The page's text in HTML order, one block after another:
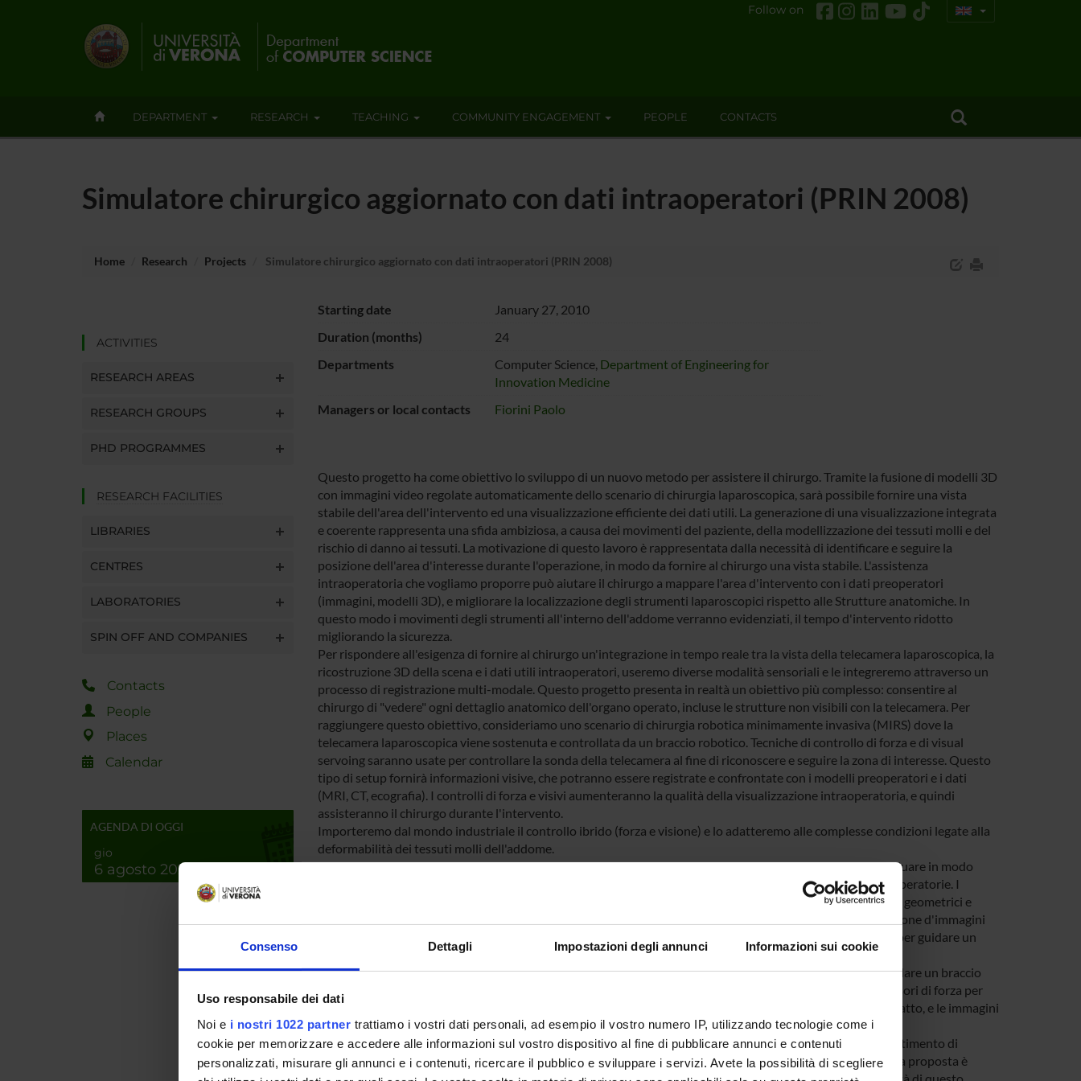
Consenso Dettagli Impostazioni degli annunci Informazioni sui cookie
Uso responsabile dei dati
Noi e i nostri 1022 partner trattiamo i vostri dati personali, ad esempio il vostro numero IP, utilizzando tecnologie come i
cookie per memorizzare e accedere alle informazioni sul vostro dispositivo al fine di pubblicare annunci e contenuti
personalizzati, misurare gli annunci e i contenuti, ricercare il pubblico e sviluppare i servizi. Avete la possibilità di scegliere
Follow on
DEPARTMENT RESEARCH TEACHING COMMUNITY ENGAGEMENT PEOPLE CONTACTS
Simulatore chirurgico aggiornato con dati intraoperatori (PRIN 2008)
Home Research Projects Simulatore chirurgico aggiornato con dati intraoperatori (PRIN 2008)
ACTIVITIES
RESEARCH AREAS
RESEARCH GROUPS
PHD PROGRAMMES
RESEARCH FACILITIES
LIBRARIES
CENTRES
LABORATORIES
SPIN OFF AND COMPANIES
Contacts
People
Places
Calendar
AGENDA DI OGGI
gio
6 agosto 2026
Starting date
January 27, 2010
Duration (months)
24
Departments
Computer Science, Department of Engineering for
Innovation Medicine
Managers or local contacts
Fiorini Paolo
Questo progetto ha come obiettivo lo sviluppo di un nuovo metodo per assistere il chirurgo. Tramite la fusione di modelli 3D
con immagini video regolate automaticamente dello scenario di chirurgia laparoscopica, sarà possibile fornire una vista
stabile dell'area dell'intervento ed una visualizzazione efficiente dei dati utili. La generazione di una visualizzazione integrata
e coerente rappresenta una sfida ambiziosa, a causa dei movimenti del paziente, della modellizzazione dei tessuti molli e del
rischio di danno ai tessuti. La motivazione di questo lavoro è rappresentata dalla necessità di identificare e seguire la
posizione dell'area d'interesse durante l'operazione, in modo da fornire al chirurgo una vista stabile. L'assistenza
intraoperatoria che vogliamo proporre può aiutare il chirurgo a mappare l'area d'intervento con i dati preoperatori
(immagini, modelli 3D), e migliorare la localizzazione degli strumenti laparoscopici rispetto alle Strutture anatomiche. In
questo modo i movimenti degli strumenti all'interno dell'addome verranno evidenziati, il tempo d'intervento ridotto
migliorando la sicurezza.
Per rispondere all'esigenza di fornire al chirurgo un'integrazione in tempo reale tra la vista della telecamera laparoscopica, la
ricostruzione 3D della scena e i dati utili intraoperatori, useremo diverse modalità sensoriali e le integreremo attraverso un
processo di registrazione multi-modale. Questo progetto presenta in realtà un obiettivo più complesso: consentire al
chirurgo di "vedere" ogni dettaglio anatomico dell'organo operato, incluse le strutture non visibili con la telecamera. Per
raggiungere questo obiettivo, consideriamo uno scenario di chirurgia robotica minimamente invasiva (MIRS) dove la
telecamera laparoscopica viene sostenuta e controllata da un braccio robotico. Tecniche di controllo di forza e di visual
servoing saranno usate per controllare la sonda della telecamera al fine di riconoscere e seguire la zona di interesse. Questo
tipo di setup fornirà informazioni visive, che potranno essere registrate e confrontate con i modelli preoperatori e i dati
(MRI, CT, ecografia). I controlli di forza e visivi aumenteranno la qualità della visualizzazione intraoperatoria, e quindi
assisteranno il chirurgo durante l'intervento.
Importeremo dal mondo industriale il controllo ibrido (forza e visione) e lo adatteremo alle complesse condizioni legate alla
deformabilità dei tessuti molli dell'addome.
L'analisi al computer delle immagini mediche è una problematica affrontata da molti autori, al fine di individuare in modo
automatico, identificare e classificare le strutture anatomiche e patologiche all'interno delle immagini preoperatorie. I
metodi di segmentazione avanzati trasferiscono una conoscenza a priori dell'anatomia in vincoli topologici, geometrici e
morfologici, consentendo quindi l'estrazione automatica di caratteristiche anatomiche rilevanti. L'elaborazione d'immagini
mediche si focalizza sul riconoscimento automatico di patologie e non sull'estrazione di misure necessarie per guidare un
Integreremo i dati preoperatori con le misure intraoperatorie per ottenere le informazioni necessarie a guidare un braccio
che sostiene la telecamera e mantenere una vista solidale con l'area d'interesse. Useremo le misure dei sensori di forza per
compensare i movimenti fisiologici e garantire che la telecamera non danneggi i tessuti con cui viene a contatto, e le immagini
della telecamera per identificare e seguire i punti rilevanti nella scena e ricostruire la superficie degli organi.
Il consorzio "HyCARoS" è composto da quattro unità di ricerca. Una unità include membri afferenti al dipartimento di
chirurgia generale per assicurare l'efficacia sperimentale e l'applicabilità delle soluzioni. Il coordinatore della proposta è